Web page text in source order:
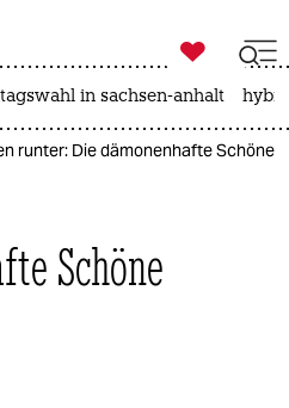
ich

taz zahl ich
in sachsen-anhalt
runter: Die dämonenhafte Schöne
Schöne